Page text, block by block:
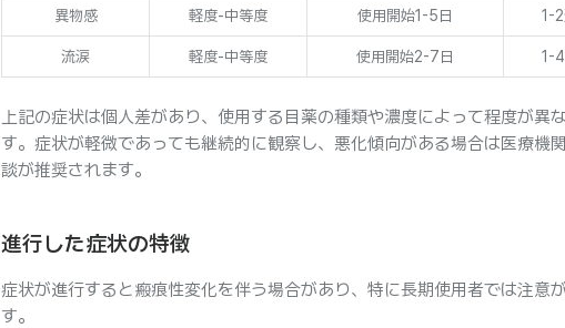
異物感 軽度-中等度 使用開始1-5日 1-
流涙 軽度-中等度 使用開始2-7日 1-
上記の症状は個人差があり、使用する目薬の種類や濃度によって程度が異
す。症状が軽微であっても継続的に観察し、悪化傾向がある場合は医療機
談が推奨されます。
進行した症状の特徴
症状が進行すると瘢痕性変化を伴う場合があり、特に長期使用者では注意
す。